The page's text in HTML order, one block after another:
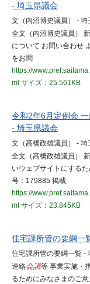
- 埼玉県議会
文（内沼博史議員） -
全文（内沼博史議員）
について お問い合わせ
をお聞
https://
ml サイズ：25.561KB
令和2年6月定例会
- 埼玉県議会
文（高橋政雄議員） -
全文（高橋政雄議員）
いウェブサイトにする
号：179885 掲載
https://
ml サイズ：23.845KB
住宅課所管の要綱一
住宅課所管の要綱一覧 -
連絡会議等 事業実施・
るためにみなさまのご